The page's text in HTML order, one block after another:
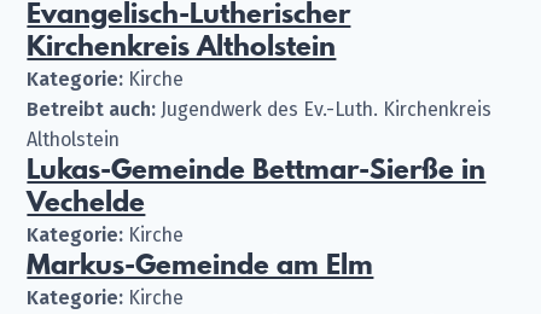
Evangelisch-Lutherischer
Kirchenkreis Altholstein
Kategorie: Kirche
Betreibt auch: Jugendwerk des Ev.-Luth. Kirchenkreis
Altholstein
Lukas-Gemeinde Bettmar-Sierße in
Vechelde
Kategorie: Kirche
Markus-Gemeinde am Elm
Kategorie: Kirche